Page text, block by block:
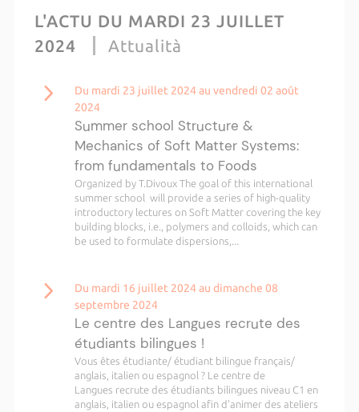
L'ACTU DU MARDI 23 JUILLET
2024
Attualità
Du mardi 23 juillet 2024 au vendredi 02 août
2024
Summer school Structure &
Mechanics of Soft Matter Systems:
from fundamentals to Foods
Organized by T.Divoux The goal of this international
summer school will provide a series of high-quality
introductory lectures on Soft Matter covering the key
building blocks, i.e., polymers and colloids, which can
be used to formulate dispersions,...
Du mardi 16 juillet 2024 au dimanche 08
septembre 2024
Le centre des Langues recrute des
étudiants bilingues !
Vous êtes étudiante/ étudiant bilingue français/
anglais, italien ou espagnol ? Le centre de
Langues recrute des étudiants bilingues niveau C1 en
anglais, italien ou espagnol afin d'animer des ateliers